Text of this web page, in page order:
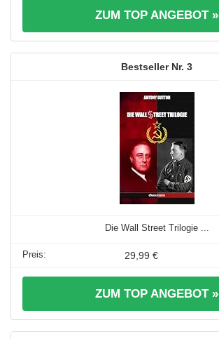
ZUM TOP ANGEBOT »
3
Die Wall Street Trilogie ...
29,99 €
ZUM TOP ANGEBOT »